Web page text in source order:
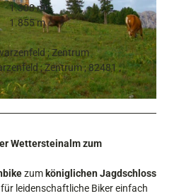
1.308 m
1.855 m
; Zentrum
; Zentrum ; 82481 ;
Wettersteinalm zum
zum königlichen Jagdschloss
leidenschaftliche Biker einfach